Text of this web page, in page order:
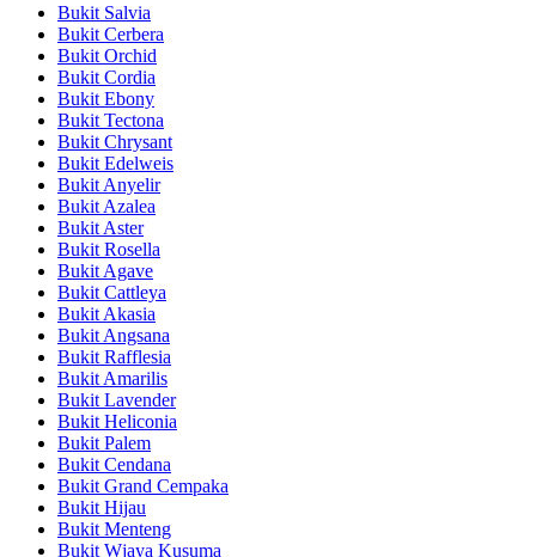
Bukit Salvia
Bukit Cerbera
Bukit Orchid
Bukit Cordia
Bukit Ebony
Bukit Tectona
Bukit Chrysant
Bukit Edelweis
Bukit Anyelir
Bukit Azalea
Bukit Aster
Bukit Rosella
Bukit Agave
Bukit Cattleya
Bukit Akasia
Bukit Angsana
Bukit Rafflesia
Bukit Amarilis
Bukit Lavender
Bukit Heliconia
Bukit Palem
Bukit Cendana
Bukit Grand Cempaka
Bukit Hijau
Bukit Menteng
Bukit Wjaya Kusuma